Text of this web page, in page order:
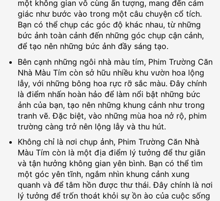
một không gian vô cùng ấn tượng, mang đến cảm
giác như bước vào trong một câu chuyện cổ tích.
Bạn có thể chụp các góc độ khác nhau, từ những
bức ảnh toàn cảnh đến những góc chụp cận cảnh,
để tạo nên những bức ảnh đầy sáng tạo.
Bên cạnh những ngôi nhà màu tím, Phim Trường Căn
Nhà Màu Tím còn sở hữu nhiều khu vườn hoa lộng
lẫy, với những bông hoa rực rỡ sắc màu. Đây chính
là điểm nhấn hoàn hảo để làm nổi bật những bức
ảnh của bạn, tạo nên những khung cảnh như trong
tranh vẽ. Đặc biệt, vào những mùa hoa nở rộ, phim
trường càng trở nên lộng lẫy và thu hút.
Không chỉ là nơi chụp ảnh, Phim Trường Căn Nhà
Màu Tím còn là một địa điểm lý tưởng để thư giãn
và tận hưởng không gian yên bình. Bạn có thể tìm
một góc yên tĩnh, ngắm nhìn khung cảnh xung
quanh và để tâm hồn được thư thái. Đây chính là nơi
lý tưởng để trốn thoát khỏi sự ồn ào của cuộc sống